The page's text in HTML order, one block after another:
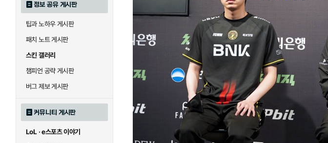
정보 공유 게시판
팁과 노하우 게시판
패치 노트 게시판
스킨 갤러리
챔피언 공략 게시판
버그 제보 게시판
커뮤니티 게시판
LoL · e스포츠 이야기